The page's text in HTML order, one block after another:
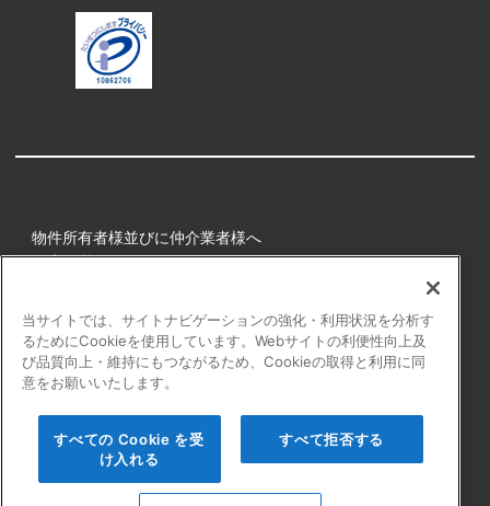
物件所有者様並びに仲介業者様へ
健康経営
プライバシーポリシー
障害者の表記について
よくある質問
当サイトでは、サイトナビゲーションの強化・利用状況を分析す
るためにCookieを使用しています。Webサイトの利便性向上及
び品質向上・維持にもつながるため、Cookieの取得と利用に同
意をお願いいたします。
すべての Cookie を受
け入れる
すべて拒否する